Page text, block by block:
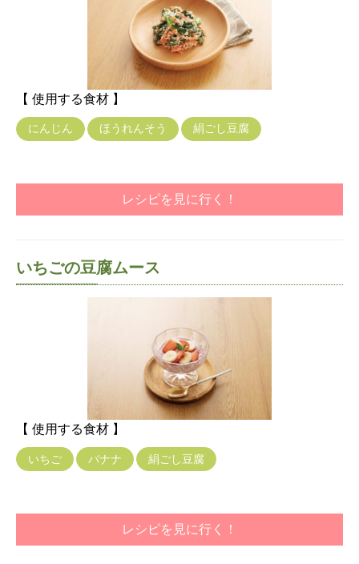
【 使用する食材 】
にんじん ほうれんそう 絹ごし豆腐
レシピを見に行く！
いちごの豆腐ムース
【 使用する食材 】
いちご バナナ 絹ごし豆腐
レシピを見に行く！